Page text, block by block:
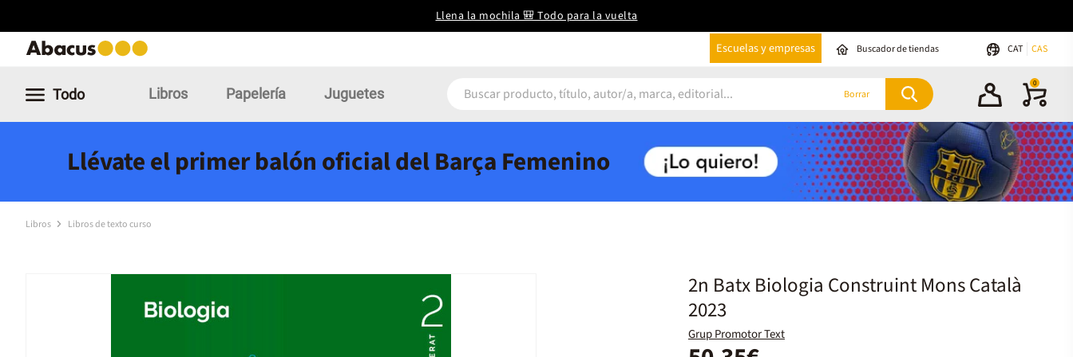
Llena la mochila 🎒 Todo para la vuelta
Escuelas y empresas Buscador de tiendas CAT CAS
Todo Libros Papelería Juguetes Borrar
0
Llévate el primer balón oficial del Barça Femenino
Libros Libros de texto curso
2n Batx Biologia Construint Mons Català
2023
Grup Promotor Text